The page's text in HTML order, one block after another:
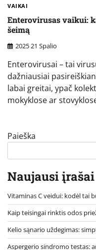
VAIKAI
Enterovirusas vaikui:
šeimą
2025 21 Spalio
Enterovirusai – tai
dažniausiai
labai greitai, ypač
mokyklose ar
Paieška
Naujausi įrašai
Vitaminas C veidui: kodėl tai
Kaip teisingai rinktis odos
Kelio sąnario uždegimas:
Aspergerio sindromo testas: